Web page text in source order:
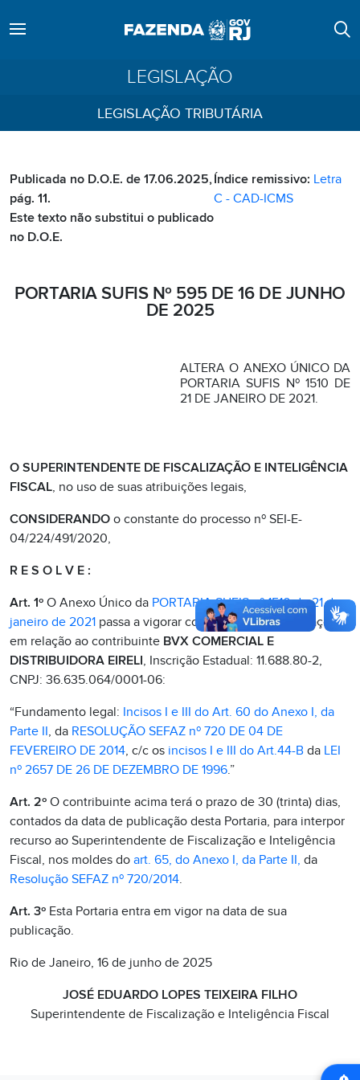
LEGISLAÇÃO
LEGISLAÇÃO TRIBUTÁRIA
Publicada no D.O.E. de 17.06.2025,
pág. 11.
Este texto não substitui o publicado
no D.O.E.
Índice remissivo: Letra
C - CAD-ICMS
PORTARIA SUFIS Nº 595 DE 16 DE JUNHO
DE 2025
ALTERA O ANEXO ÚNICO DA
PORTARIA SUFIS Nº 1510 DE
21 DE JANEIRO DE 2021.
O SUPERINTENDENTE DE FISCALIZAÇÃO E INTELIGÊNCIA
FISCAL, no uso de suas atribuições legais,
CONSIDERANDO o constante do processo nº SEI-E-
04/224/491/2020,
R E S O L V E :
Art. 1º O Anexo Único da PORTARIA SUFIS nº 1510 de 21 de
janeiro de 2021 passa a vigorar com as seguintes alterações
em relação ao contribuinte BVX COMERCIAL E
DISTRIBUIDORA EIRELI, Inscrição Estadual: 11.688.80-2,
CNPJ: 36.635.064/0001-06:
“Fundamento legal: Incisos I e III do Art. 60 do Anexo I, da
Parte II, da RESOLUÇÃO SEFAZ nº 720 DE 04 DE
FEVEREIRO DE 2014, c/c os incisos I e III do Art.44-B da LEI
nº 2657 DE 26 DE DEZEMBRO DE 1996.”
Art. 2º O contribuinte acima terá o prazo de 30 (trinta) dias,
contados da data de publicação desta Portaria, para interpor
recurso ao Superintendente de Fiscalização e Inteligência
Fiscal, nos moldes do art. 65, do Anexo I, da Parte II, da
Resolução SEFAZ nº 720/2014.
Art. 3º Esta Portaria entra em vigor na data de sua
publicação.
Rio de Janeiro, 16 de junho de 2025
JOSÉ EDUARDO LOPES TEIXEIRA FILHO
Superintendente de Fiscalização e Inteligência Fiscal